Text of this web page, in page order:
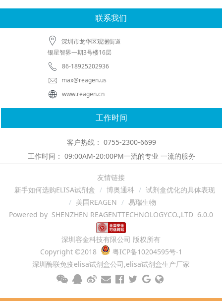
联系我们
深圳市龙华区观澜街道
银星智界一期3号楼16层
86-18925202936
max@reagen.us
www.reagen.cn
工作时间
客户热线： 0755-2300-6699
工作时间： 09:00AM-20:00PM一流的专业 一流的服务
友情链接
新手如何选购ELISA试剂盒
博奥通科
试剂盒优化的具体表现
美国REAGEN
易瑞生物
Powered by SHENZHEN REAGENTTECHNOLOGYCO.,LTD 6.0.0
深圳容金科技有限公司 版权所有
Copyright ©2018
粤ICP备10204595号-1
深圳酶联免疫elisa试剂盒公司,elisa试剂盒生产厂家